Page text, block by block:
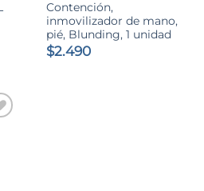
Contención,
inmovilizador de mano,
pié, Blunding, 1 unidad
$2.490